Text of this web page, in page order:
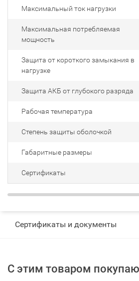
Максимальный ток нагрузки
Максимальная потребляемая
мощность
Защита от короткого замыкания в
нагрузке
Защита АКБ от глубокого разряда
Рабочая температура
Степень защиты оболочкой
Габаритные размеры
Сертификаты
Сертификаты и документы
С этим товаром